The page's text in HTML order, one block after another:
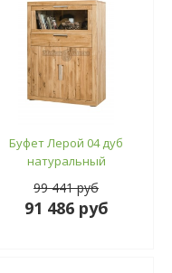
Буфет Лерой 04 дуб
натуральный
99 441 руб
91 486 руб